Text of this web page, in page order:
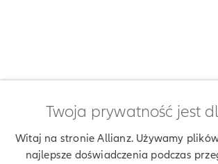
Twoja prywatność jest
Witaj na stronie Allianz. Używamy
najlepsze doświadczenia podczas